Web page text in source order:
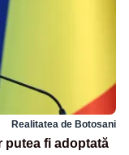
Realitatea de Botosani
putea fi adoptată